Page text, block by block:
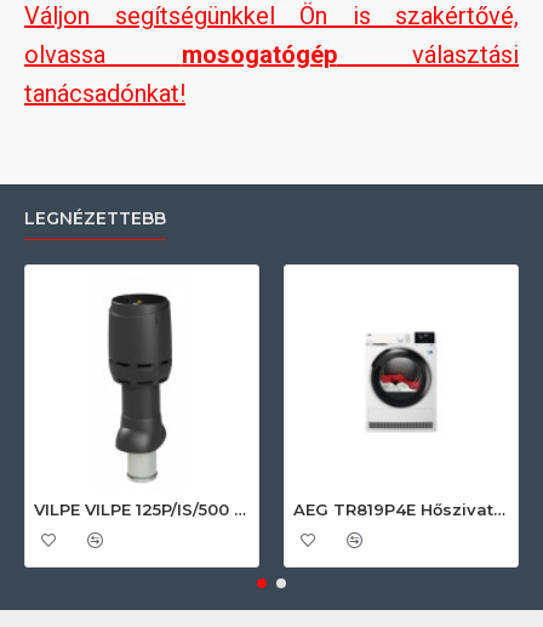
Váljon segítségünkkel Ön is szakértővé,
olvassa mosogatógépválasztási
tanácsadónkat!
LEGNÉZETTEBB
VILPE VILPE 125P/IS/500 FLOW tetőszellőző, fekete Szellőztető ventilátor tartozékok AEG TR819P4E Hőszivattyús szárítógép